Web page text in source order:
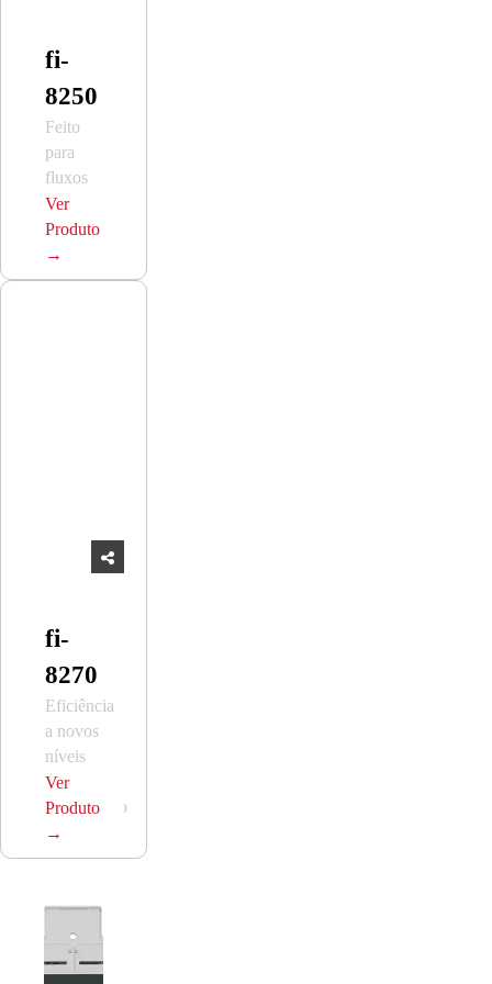
fi-
8250
Feito
para
fluxos
de
trabalho
exigentes.
Ver
Produto
→
fi-
8270
Eficiência
a novos
níveis
com
alimentação
evoluída
Ver
Produto
→